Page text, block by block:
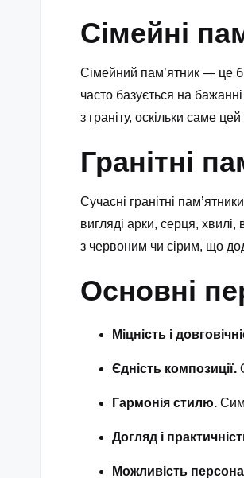
Сімейні
Сімейний пам’ятник — це
часто базується на
з граніту, оскільки саме цей
Гранітні
Сучасні гранітні
вигляді арки, серця,
з червоним чи сірим, що
Основні
Міцність і
Єдність композиції.
Гармонія стилю.
Догляд і
Можливість